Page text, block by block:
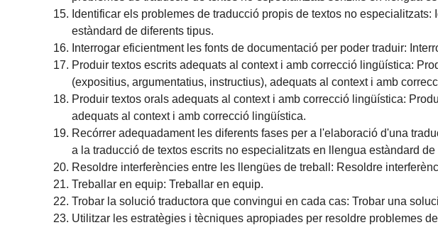
Identificar els problemes de traducció propis de textos no
estàndard de diferents tipus.
Interrogar eficientment les fonts de documentació per poder traduir:
Produir textos escrits adequats al context i amb correcció lingüística:
(expositius, argumentatius, instructius), adequats al context i amb
Produir textos orals adequats al context i amb correcció lingüística:
adequats al context i amb correcció lingüística.
Recórrer adequadament les diferents fases per a l'elaboració d'una
a la traducció de textos escrits no especialitzats en llengua estàndard de
Resoldre interferències entre les llengües de treball: Resoldre
Treballar en equip: Treballar en equip.
Trobar la solució traductora que convingui en cada cas: Trobar una
Utilitzar les estratègies i tècniques apropiades per resoldre problemes